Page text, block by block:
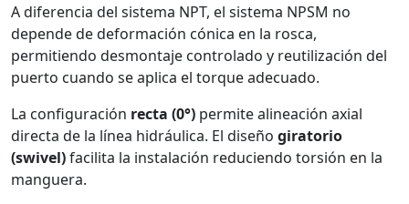
A diferencia del sistema NPT, el sistema NPSM no
depende de deformación cónica en la rosca,
permitiendo desmontaje controlado y reutilización del
puerto cuando se aplica el torque adecuado.
La configuración recta (0°) permite alineación axial
directa de la línea hidráulica. El diseño giratorio
(swivel)facilita la instalación reduciendo torsión en la
manguera.